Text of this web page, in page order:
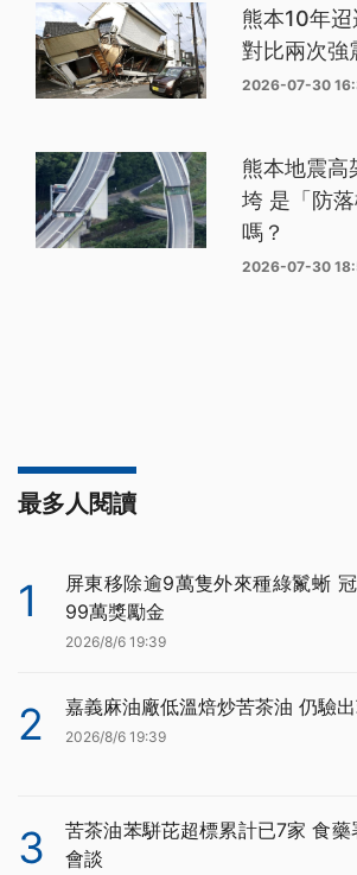
熊本10年
對比兩次強
2026-07-30
熊本地震高
垮 是「防
嗎？
2026-07-30
最多人閱讀
1
屏東移除逾9萬隻外來種綠鬣蜥
99萬獎勵金
2026/8/6 19:39
2 嘉義麻油廠低溫焙炒苦茶油 仍驗
2026/8/6 19:39
3
苦茶油苯駢芘超標累計已7家 食
會談